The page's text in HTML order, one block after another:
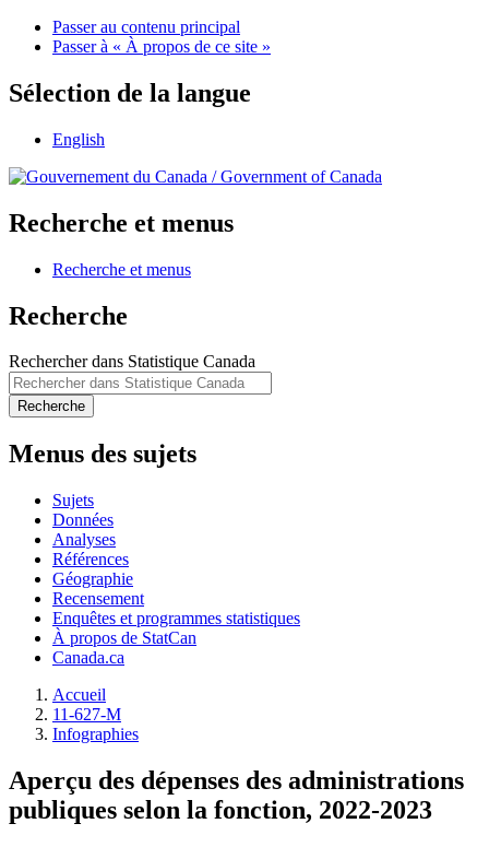
Passer au contenu principal
Passer à « À propos de ce site »
Sélection de la langue
English
/Government of Canada
Recherche et menus
Recherche et menus
Recherche
Rechercher dans Statistique Canada
Recherche
Menus des sujets
Sujets
Données
Analyses
Références
Géographie
Recensement
Enquêtes et programmes statistiques
À propos de StatCan
Canada.ca
Accueil
11-627-M
Infographies
Aperçu des dépenses des administrations
publiques selon la fonction, 2022-2023